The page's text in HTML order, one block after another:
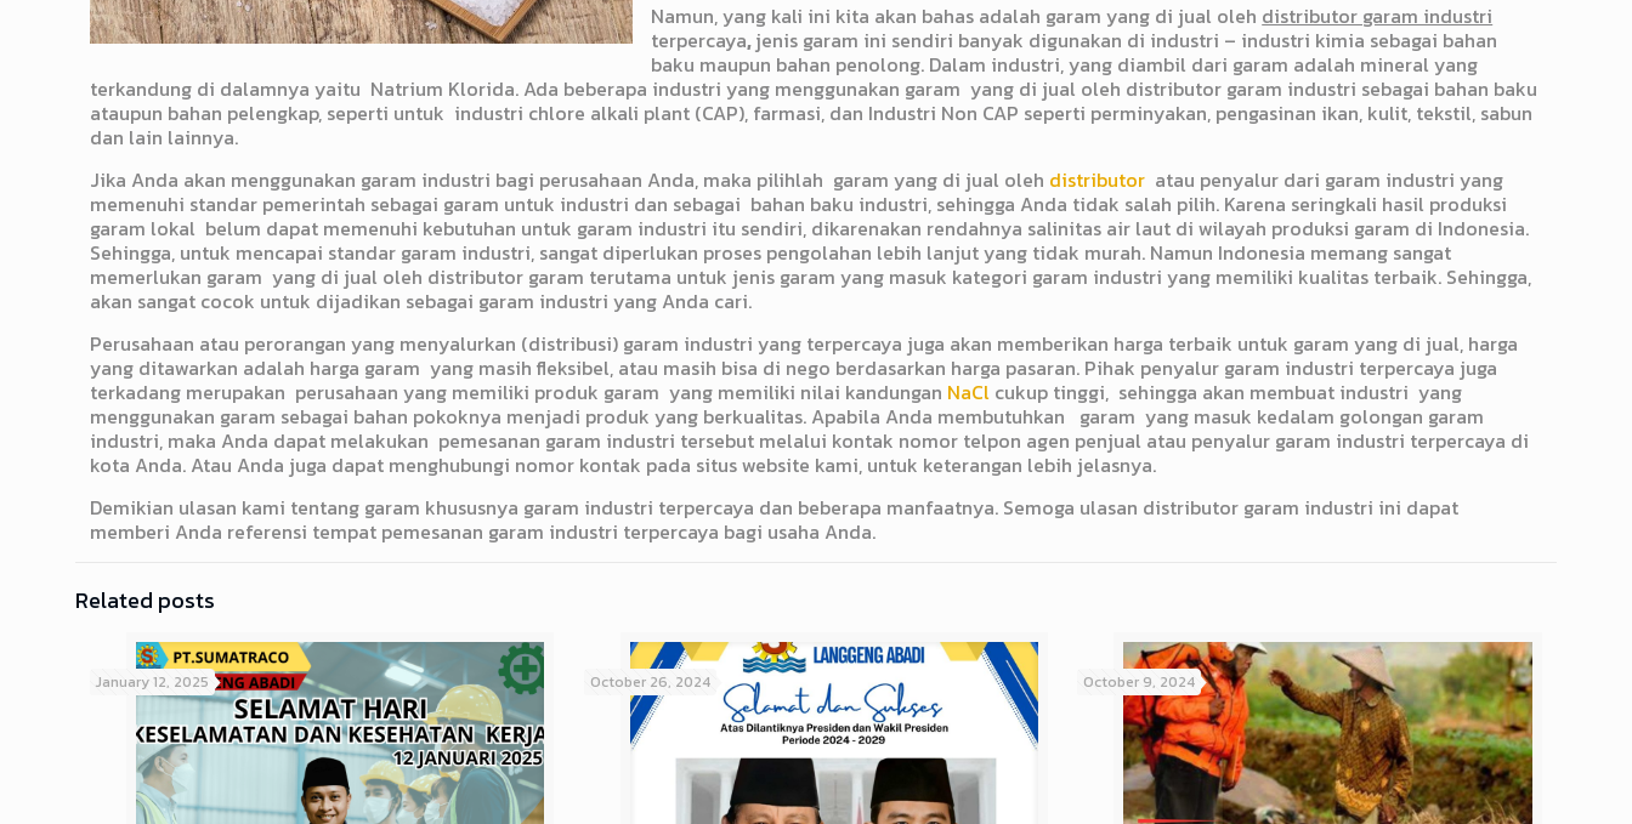
Namun, yang kali ini kita akan bahas adalah garam yang di jual oleh distributor garam industri
terpercaya,jenis garam ini sendiri banyak digunakan di industri – industri kimia sebagai bahan
baku maupun bahan penolong. Dalam industri, yang diambil dari garam adalah mineral yang
terkandung di dalamnya yaitu Natrium Klorida. Ada beberapa industri yang menggunakan garam yang di jual oleh distributor garam industri sebagai bahan baku
ataupun bahan pelengkap, seperti untuk industri chlore alkali plant (CAP), farmasi, dan Industri Non CAP seperti perminyakan, pengasinan ikan, kulit, tekstil, sabun
dan lain lainnya.
Jika Anda akan menggunakan garam industri bagi perusahaan Anda, maka pilihlah garam yang di jual oleh distributor atau penyalur dari garam industri yang
memenuhi standar pemerintah sebagai garam untuk industri dan sebagai bahan baku industri, sehingga Anda tidak salah pilih. Karena seringkali hasil produksi
garam lokal belum dapat memenuhi kebutuhan untuk garam industri itu sendiri, dikarenakan rendahnya salinitas air laut di wilayah produksi garam di Indonesia.
Sehingga, untuk mencapai standar garam industri, sangat diperlukan proses pengolahan lebih lanjut yang tidak murah. Namun Indonesia memang sangat
memerlukan garam yang di jual oleh distributor garam terutama untuk jenis garam yang masuk kategori garam industri yang memiliki kualitas terbaik. Sehingga,
akan sangat cocok untuk dijadikan sebagai garam industri yang Anda cari.
Perusahaan atau perorangan yang menyalurkan (distribusi) garam industri yang terpercaya juga akan memberikan harga terbaik untuk garam yang di jual, harga
yang ditawarkan adalah harga garam yang masih fleksibel, atau masih bisa di nego berdasarkan harga pasaran. Pihak penyalur garam industri terpercaya juga
terkadang merupakan perusahaan yang memiliki produk garam yang memiliki nilai kandungan NaCl cukup tinggi, sehingga akan membuat industri yang
menggunakan garam sebagai bahan pokoknya menjadi produk yang berkualitas. Apabila Anda membutuhkan garam yang masuk kedalam golongan garam
industri, maka Anda dapat melakukan pemesanan garam industri tersebut melalui kontak nomor telpon agen penjual atau penyalur garam industri terpercaya di
kota Anda. Atau Anda juga dapat menghubungi nomor kontak pada situs website kami, untuk keterangan lebih jelasnya.
Demikian ulasan kami tentang garam khususnya garam industri terpercaya dan beberapa manfaatnya. Semoga ulasan distributor garam industri ini dapat
memberi Anda referensi tempat pemesanan garam industri terpercaya bagi usaha Anda.
Related posts
January 12, 2025 October 26, 2024 October 9, 2024